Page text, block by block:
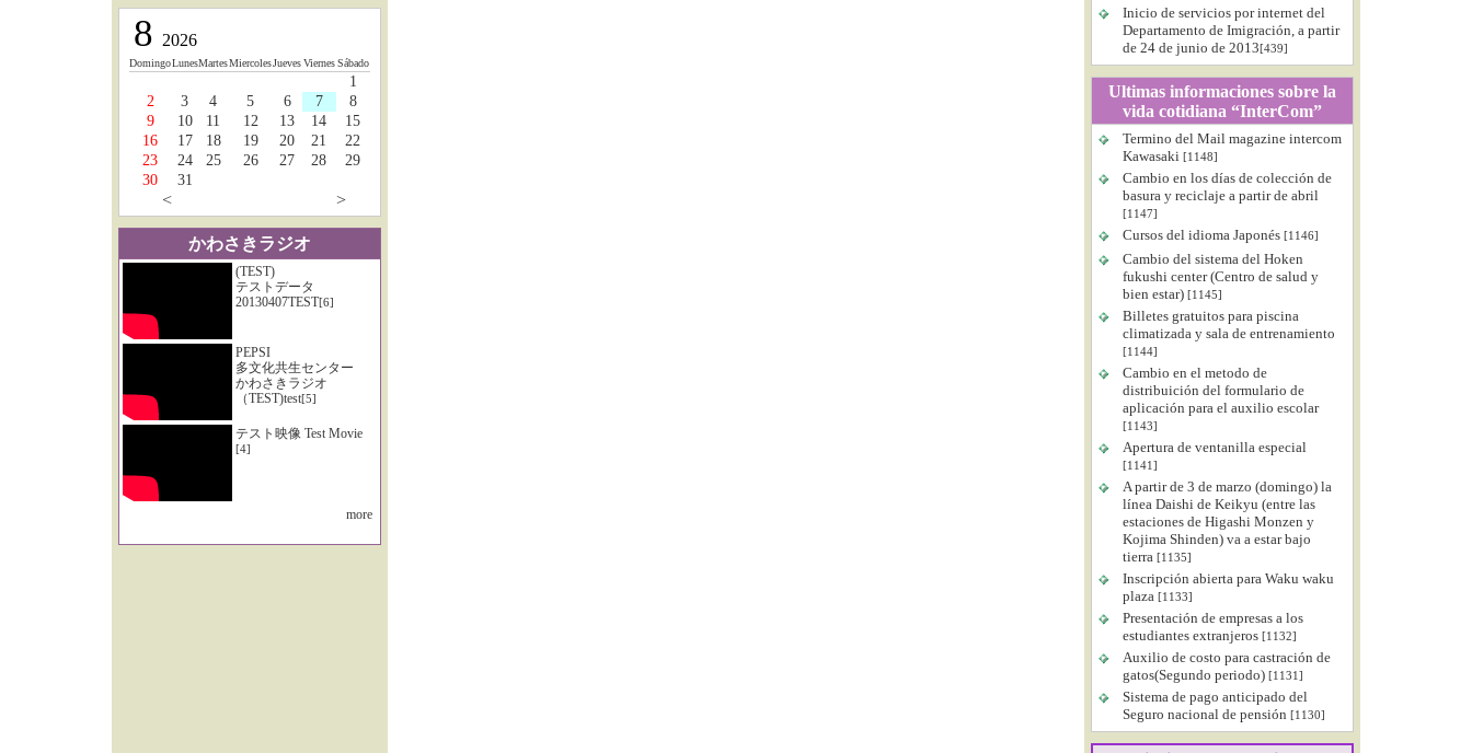
8 2026
DomingoLunesMartesMiercolesJuevesViernes Sábado
1
2
3 4 5 6 7
8
9
10 11 12 13 14
15
16
17 18 19 20 21
22
23
24 25 26 27 28
29
30
31
< >
かわさきラジオ
(TEST)
テストデータ
20130407TEST[6]
PEPSI
多文化共生センター
かわさきラジオ
（TEST)test[5]
テスト映像 Test Movie
[4]
more
Inicio de servicios por internet del
Departamento de Imigración, a partir
de 24 de junio de 2013[439]
Ultimas informaciones sobre la
vida cotidiana “InterCom”
Termino del Mail magazine intercom
Kawasaki [1148]
Cambio en los días de colección de
basura y reciclaje a partir de abril
[1147]
Cursos del idioma Japonés [1146]
Cambio del sistema del Hoken
fukushi center (Centro de salud y
bien estar) [1145]
Billetes gratuitos para piscina
climatizada y sala de entrenamiento
[1144]
Cambio en el metodo de
distribuición del formulario de
aplicación para el auxilio escolar
[1143]
Apertura de ventanilla especial
[1141]
A partir de 3 de marzo (domingo) la
línea Daishi de Keikyu (entre las
estaciones de Higashi Monzen y
Kojima Shinden) va a estar bajo
tierra [1135]
Inscripción abierta para Waku waku
plaza [1133]
Presentación de empresas a los
estudiantes extranjeros [1132]
Auxilio de costo para castración de
gatos(Segundo periodo) [1131]
Sistema de pago anticipado del
Seguro nacional de pensión [1130]